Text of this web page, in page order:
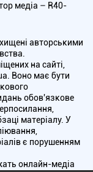
медіа – R40-
авторськими
на сайті,
Воно має бути
обов'язкове
матеріалу. У
є порушенням
онлайн-медіа